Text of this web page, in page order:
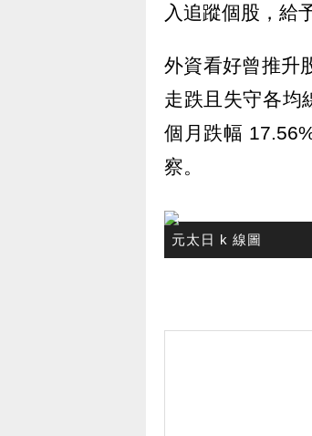
入追蹤個股，給
外資看好曾推升
走跌且失守各均
個月跌幅
察。
元太日 k 線圖